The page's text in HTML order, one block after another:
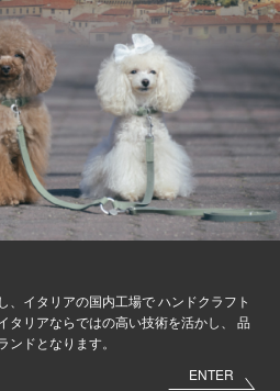
、イタリアの国内工場でハンドクラフト
タリアならではの高い技術を活かし、
品
ドとなります。
ENTER